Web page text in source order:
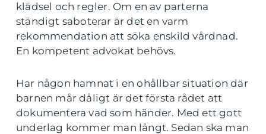
klädsel och regler. Om en av parterna
ständigt saboterar är det en varm
rekommendation att söka enskild vårdnad.
En kompetent advokat behövs.
Har någon hamnat i en ohållbar situation där
barnen mår dåligt är det första rådet att
dokumentera vad som händer. Med ett gott
underlag kommer man långt. Sedan ska man